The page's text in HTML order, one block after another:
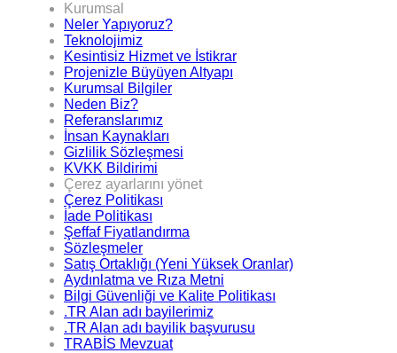
Kurumsal
Neler Yapıyoruz?
Teknolojimiz
Kesintisiz Hizmet ve İstikrar
Projenizle Büyüyen Altyapı
Kurumsal Bilgiler
Neden Biz?
Referanslarımız
İnsan Kaynakları
Gizlilik Sözleşmesi
KVKK Bildirimi
Çerez ayarlarını yönet
Çerez Politikası
İade Politikası
Şeffaf Fiyatlandırma
Sözleşmeler
Satış Ortaklığı (Yeni Yüksek Oranlar)
Aydınlatma ve Rıza Metni
Bilgi Güvenliği ve Kalite Politikası
.TR Alan adı bayilerimiz
.TR Alan adı bayilik başvurusu
TRABİS Mevzuat